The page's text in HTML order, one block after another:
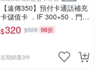
【遠傳350】預付卡通話補充
卡儲值卡 ．IF 300+50．門號
延展ifu⚡MissCall儲值卡專賣
$320 $328 98折
近期銷量3件